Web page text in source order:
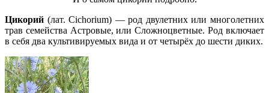
Цикорий (лат. Cichorium) — род двулетних или многолетних
трав семейства Астровые, или Сложноцветные. Род включает
в себя два культивируемых вида и от четырёх до шести диких.